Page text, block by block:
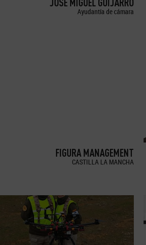
Ayudantía de cámara
FIGURA MANAGEMENT
CASTILLA LA MANCHA